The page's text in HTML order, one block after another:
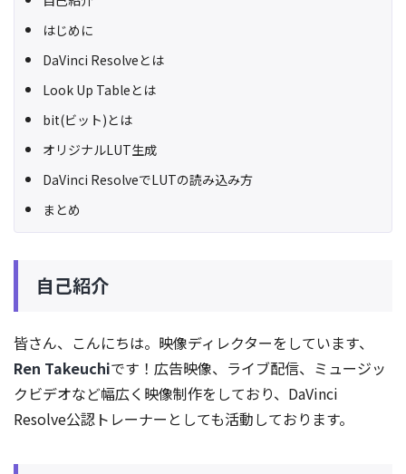
はじめに
DaVinci Resolveとは
Look Up Tableとは
bit(ビット)とは
オリジナルLUT生成
DaVinci ResolveでLUTの読み込み方
まとめ
自己紹介
皆さん、こんにちは。映像ディレクターをしています、
Ren Takeuchiです！広告映像、ライブ配信、ミュージッ
クビデオなど幅広く映像制作をしており、DaVinci
Resolve公認トレーナーとしても活動しております。